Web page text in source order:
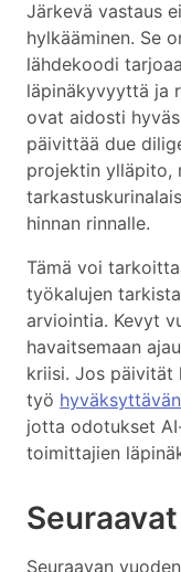
Järkevä vastaus
hylkääminen. Se
lähdekoodi
läpinäkyvyyttä ja
ovat aidosti
päivittää due
projektin ylläpito,
hinnan rinnalle.
Tämä voi
työkalujen
arviointia. Kevyt
havaitsemaan
kriisi. Jos päivität
työ
jotta odotukset
toimittajien
Seuraavan